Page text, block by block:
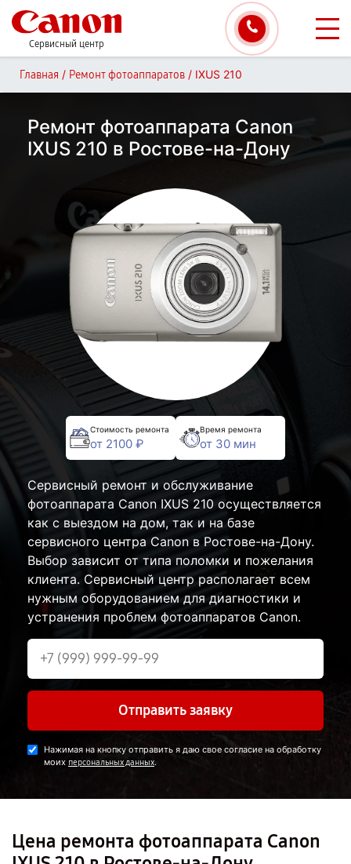
Сервисный центр
Главная / Ремонт фотоаппаратов / IXUS 210
Ремонт фотоаппарата Canon
IXUS 210 в Ростове-на-Дону
Стоимость ремонта
от 2100 ₽
Время ремонта
от 30 мин
Сервисный ремонт и обслуживание
фотоаппарата Canon IXUS 210 осуществляется
как с выездом на дом, так и на базе
сервисного центра Canon в Ростове-на-Дону.
Выбор зависит от типа поломки и пожелания
клиента. Сервисный центр располагает всем
нужным оборудованием для диагностики и
устранения проблем фотоаппаратов Canon.
Отправить заявку
Нажимая на кнопку отправить я даю свое согласие на обработку
моих персональных данных.
Цена ремонта фотоаппарата Canon